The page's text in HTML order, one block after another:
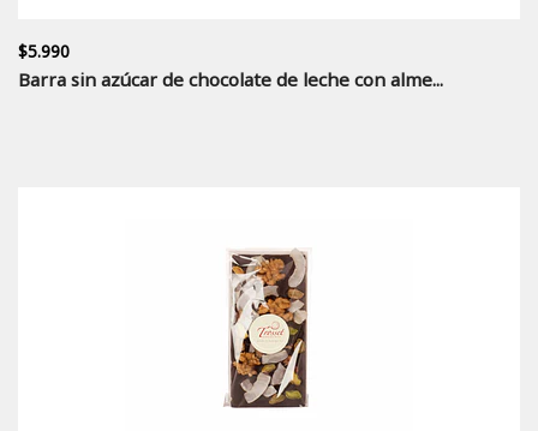
$5.990
Barra sin azúcar de chocolate de leche con alme...